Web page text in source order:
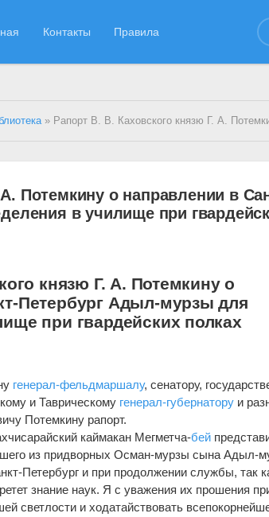
Контакты Правила
» Рапорт В. В. Каховского князю Г. А. Потемкину о направлении в Санкт-Петербург Адыл-мурзы для определения в училище
Потемкину о направлении в
в училище при
князю Г. А. Потемкину о
Петербург Адыл-мурзы для
при гвардейских полках
генерал-фельдмаршалу, сенатору,
и Таврическому генерал-губернатору и
Потемкину рапорт.
каймакан Мегметча-бей
из придворных Осман-мурзы сына Адыл-
Петербург и при продолжении службы, так
знание наук. Я с уважения их прошения
светлости и ходатайствовать